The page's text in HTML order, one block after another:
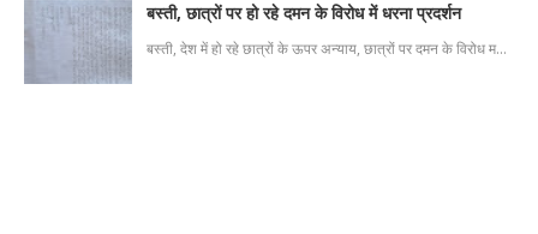
बस्ती, छात्रों पर हो रहे दमन के विरोध में धरना प्रदर्शन
बस्ती, देश में हो रहे छात्रों के ऊपर अन्याय, छात्रों पर दमन के विरोध म…